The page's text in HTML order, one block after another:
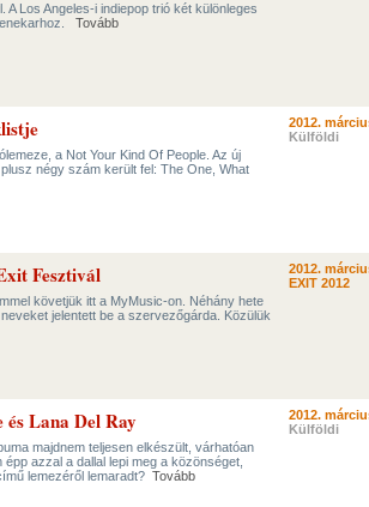
Los Angeles-i indiepop trió két különleges
Tovább
a Not Your Kind Of People. Az új
négy szám került fel: The One, What
2012.
Külföldi
Fesztivál
követjük itt a MyMusic-on. Néhány hete
jelentett be a szervezőgárda. Közülük
2012.
EXIT 2012
Lana Del Ray
majdnem teljesen elkészült, várhatóan
azzal a dallal lepi meg a közönséget,
lemezéről lemaradt? Tovább
2012.
Külföldi